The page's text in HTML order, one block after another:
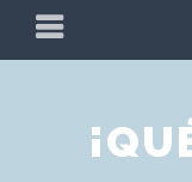
PRIMARY
MENU